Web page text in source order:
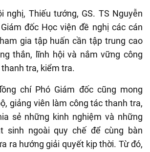
nghị, Thiếu tướng, GS. TS Nguyễn
đốc Học viện đề nghị các cán
gia tập huấn cần tập trung cao
thắn, lĩnh hội và nắm vững công
tra, kiểm tra.
chí Phó Giám đốc cũng mong
giảng viên làm công tác thanh tra,
sẻ những kinh nghiệm và những
sinh ngoài quy chế để cùng bàn
ra hướng giải quyết kịp thời. Từ đó,